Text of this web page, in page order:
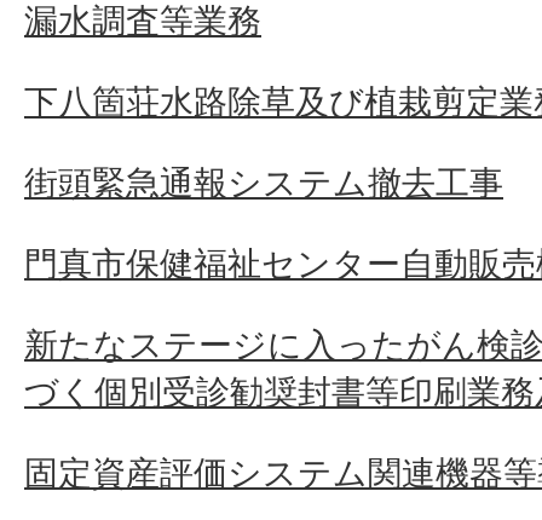
漏水調査等業務
下八箇荘水路除草及び植栽剪定
街頭緊急通報システム撤去工事
門真市保健福祉センター自動販
新たなステージに入ったがん検
づく個別受診勧奨封書等印刷業
固定資産評価システム関連機器